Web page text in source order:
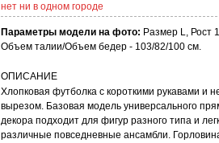
нет ни в одном городе
Параметры модели на фото: Размер L, Рост
Объем талии/Объем бедер - 103/82/100 см.
ОПИСАНИЕ
Хлопковая футболка с короткими рукавами и
вырезом. Базовая модель универсального
декора подходит для фигур разного типа и
различные повседневные ансамбли.